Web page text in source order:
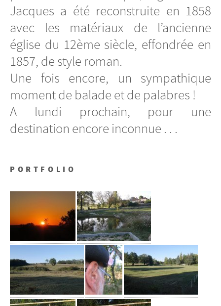
Jacques a été reconstruite en 1858
avec les matériaux de l’ancienne
église du 12ème siècle, effondrée en
1857, de style roman.
Une fois encore, un sympathique
moment de balade et de palabres !
A lundi prochain, pour une
destination encore inconnue . . .
PORTFOLIO